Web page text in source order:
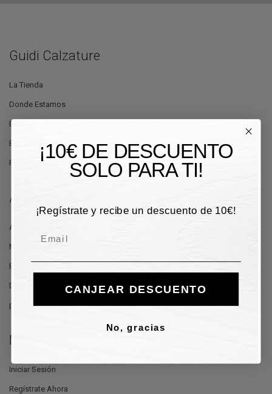
Guidi Calzature
La Tienda
Donde Estamos
Blog
Estilistas
Promociones
Atención al Cliente
Ayuda y Contactos
Métodos de pago
Envío y Entrega
Devoluciónes y reembolsos
política de privacidad
Mi Cuenta
Iniciar Sesión
Regístrate Ahora
¡10€ DE DESCUENTO
SOLO PARA TI!
¡Regístrate y recibe un descuento de 10€!
CANJEAR DESCUENTO
No, gracias